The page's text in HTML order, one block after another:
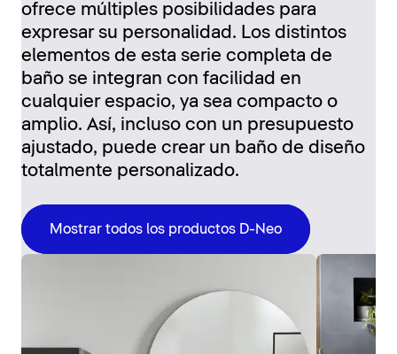
ofrece múltiples posibilidades para
expresar su personalidad. Los distintos
elementos de esta serie completa de
baño se integran con facilidad en
cualquier espacio, ya sea compacto o
amplio. Así, incluso con un presupuesto
ajustado, puede crear un baño de diseño
totalmente personalizado.
Mostrar todos los productos D-Neo